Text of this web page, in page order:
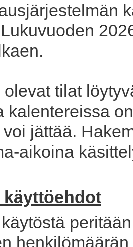
olevat tilat
kalentereissa
jättää.
aikoina
käyttöehdot